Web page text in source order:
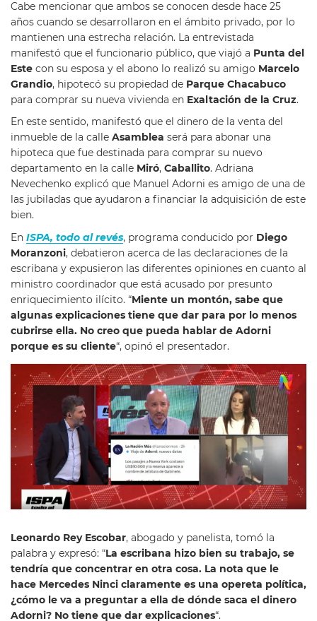
Cabe mencionar que ambos se conocen desde hace 25
años cuando se desarrollaron en el ámbito privado, por lo
mantienen una estrecha relación. La entrevistada
manifestó que el funcionario público, que viajó a Punta del
Este con su esposa y el abono lo realizó su amigo Marcelo
Grandio, hipotecó su propiedad de Parque Chacabuco
para comprar su nueva vivienda en Exaltación de la Cruz.
En este sentido, manifestó que el dinero de la venta del
inmueble de la calle Asamblea será para abonar una
hipoteca que fue destinada para comprar su nuevo
departamento en la calle Miró, Caballito. Adriana
Nevechenko explicó que Manuel Adorni es amigo de una de
las jubiladas que ayudaron a financiar la adquisición de este
bien.
En ISPA, todo al revés, programa conducido por Diego
Moranzoni, debatieron acerca de las declaraciones de la
escribana y expusieron las diferentes opiniones en cuanto al
ministro coordinador que está acusado por presunto
enriquecimiento ilícito. “Miente un montón, sabe que
algunas explicaciones tiene que dar para por lo menos
cubrirse ella. No creo que pueda hablar de Adorni
porque es su cliente“, opinó el presentador.
Leonardo Rey Escobar, abogado y panelista, tomó la
palabra y expresó: “La escribana hizo bien su trabajo, se
tendría que concentrar en otra cosa. La nota que le
hace Mercedes Ninci claramente es una opereta política,
¿cómo le va a preguntar a ella de dónde saca el dinero
Adorni? No tiene que dar explicaciones“.